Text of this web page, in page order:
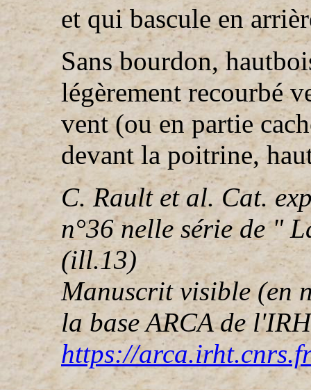
et qui bascule en
Sans bourdon,
légèrement recourbé
vent (ou en partie
devant la poitrine,
C. Rault et al. Cat.
n°36 nelle série de "
(ill.13)
Manuscrit visible (en
la base ARCA de
https://